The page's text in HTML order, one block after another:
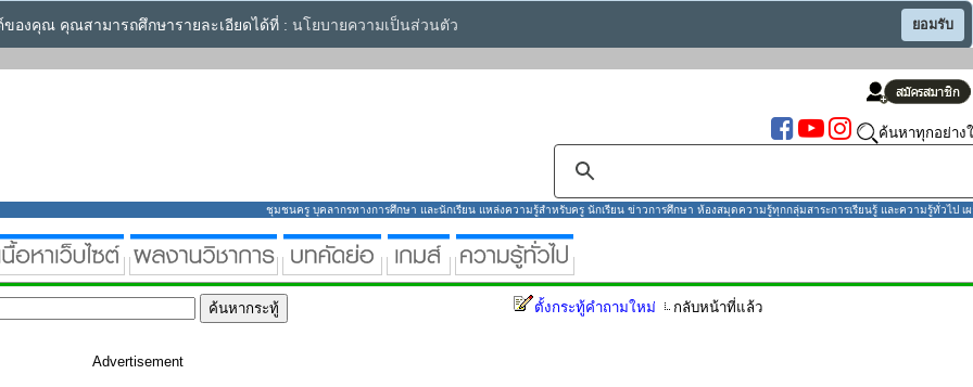
องคุณ คุณสามารถศึกษารายละเอียดได้ที่ : นโยบายความเป็นส่วนตัว ยอมรับ
ค้นหาทุกอย่าง
ชุมชนครู บุคลากรทางการศึกษา และนักเรียน แหล่งความรู้สำหรับครู นักเรียน ข่าวการศึกษา ห้องสมุดความรู้ทุกกลุ่มสาระการเรียนรู้ และความรู้ทั่วไป เ
ตั้งกระทู้คำถามใหม่ กลับหน้าที่แล้ว
Advertisement